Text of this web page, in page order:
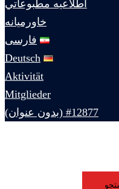
اطلاعيه مطبوعاتي
خاورميانه
فارسی
Deutsch
Aktivität
Mitglieder
#12877 (بدون عنوان)